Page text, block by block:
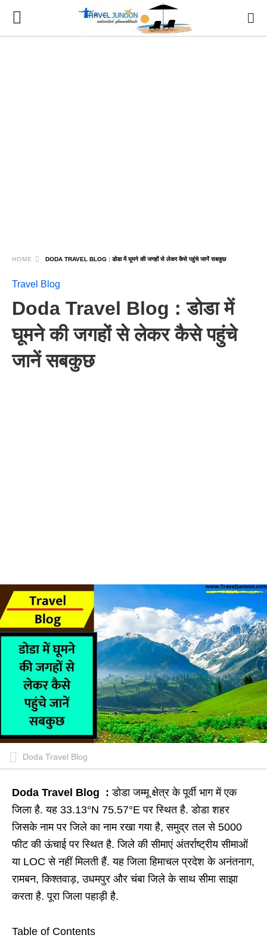
HOME DODA TRAVEL BLOG : डोडा में घूमने की जगहों से लेकर कैसे पहुंचे जानें सबकुछ
Travel Blog
Doda Travel Blog : डोडा में
घूमने की जगहों से लेकर कैसे पहुंचे
जानें सबकुछ
Doda Travel Blog
Doda Travel Blog : डोडा जम्मू क्षेत्र के पूर्वी भाग में एक
जिला है. यह 33.13°N 75.57°E पर स्थित है. डोडा शहर
जिसके नाम पर जिले का नाम रखा गया है, समुद्र तल से 5000
फीट की ऊंचाई पर स्थित है. जिले की सीमाएं अंतर्राष्ट्रीय सीमाओं
या LOC से नहीं मिलती हैं. यह जिला हिमाचल प्रदेश के अनंतनाग,
रामबन, किश्तवाड़, उधमपुर और चंबा जिले के साथ सीमा साझा
करता है. पूरा जिला पहाड़ी है.
Table of Contents